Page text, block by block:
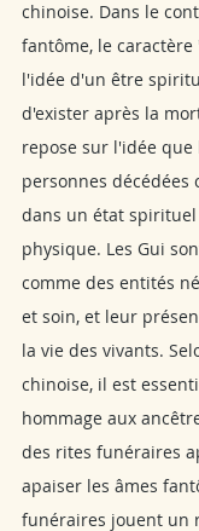
chinoise. Dans le
fantôme, le caractère
l'idée d'un être
d'exister après la
repose sur l'idée que
personnes
dans un état
physique. Les Gui
comme des entités
et soin, et leur
la vie des vivants.
chinoise, il est
hommage aux
des rites funéraires
apaiser les âmes
funéraires jouent un